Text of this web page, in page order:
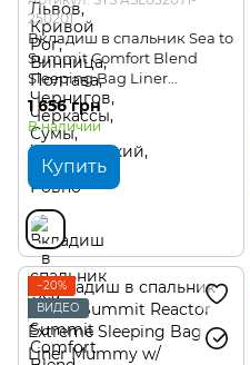
250201
Вкладиш в спальник Sea to
Summit Comfort Blend
Sleeping Bag Liner
Rectangular w/ Pillow
Sleeve
1 656 грн
В наличии
Купить
−20%
ВИДЕО